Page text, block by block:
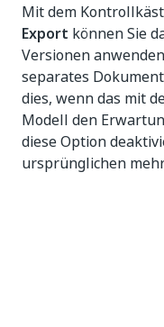
Mit dem
Export können Sie
Versionen
separates
dies, wenn das mit
Modell den
diese Option
ursprünglichen